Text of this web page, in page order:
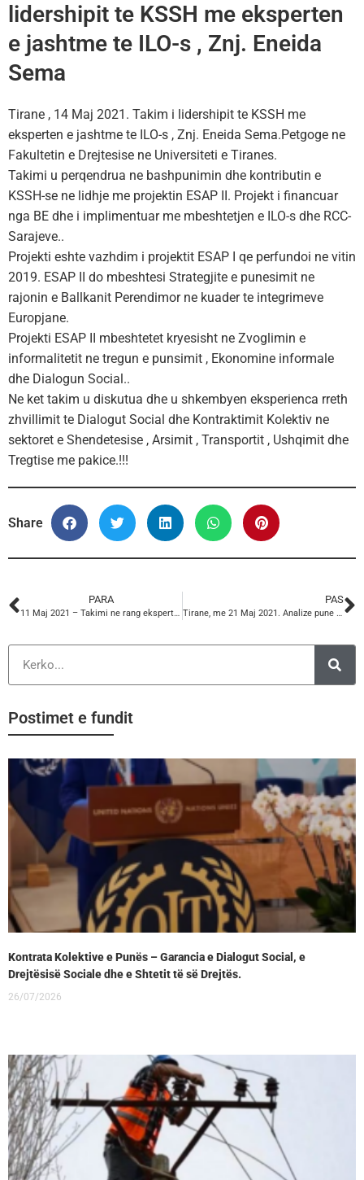
lidershipit te KSSH me eksperten
e jashtme te ILO-s , Znj. Eneida
Sema
Tirane , 14 Maj 2021. Takim i lidershipit te KSSH me
eksperten e jashtme te ILO-s , Znj. Eneida Sema.Petgoge ne
Fakultetin e Drejtesise ne Universiteti e Tiranes.
Takimi u perqendrua ne bashpunimin dhe kontributin e
KSSH-se ne lidhje me projektin ESAP II. Projekt i financuar
nga BE dhe i implimentuar me mbeshtetjen e ILO-s dhe RCC-
Sarajeve..
Projekti eshte vazhdim i projektit ESAP I qe perfundoi ne vitin
2019. ESAP II do mbeshtesi Strategjite e punesimit ne
rajonin e Ballkanit Perendimor ne kuader te integrimeve
Europjane.
Projekti ESAP II mbeshtetet kryesisht ne Zvoglimin e
informalitetit ne tregun e punsimit , Ekonomine informale
dhe Dialogun Social..
Ne ket takim u diskutua dhe u shkembyen eksperienca rreth
zhvillimit te Dialogut Social dhe Kontraktimit Kolektiv ne
sektoret e Shendetesise , Arsimit , Transportit , Ushqimit dhe
Tregtise me pakice.!!!
Share
PARA
11 Maj 2021 – Takimi ne rang ekspertesh te ekonomise i rajonit te Ballkanit Perendimor
PAS
Tirane, me 21 Maj 2021. Analize pune me drejtuesit kryesore te KSSH-se.
Postimet e fundit
Kontrata Kolektive e Punës – Garancia e Dialogut Social, e
Drejtësisë Sociale dhe e Shtetit të së Drejtës.
26/07/2026